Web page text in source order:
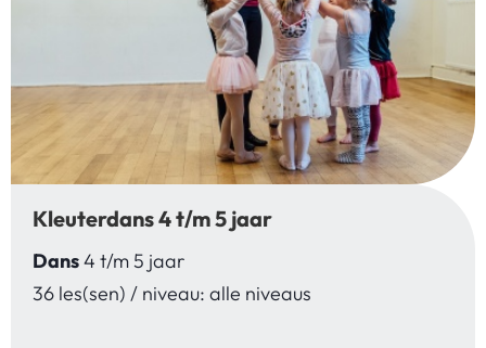
Kleuterdans 4 t/m 5 jaar
Dans4 t/m 5 jaar
36 les(sen) / niveau: alle niveaus